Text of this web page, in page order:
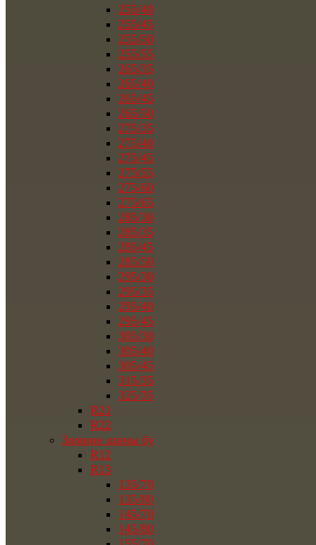
255/40
255/45
255/50
255/55
265/35
265/40
265/45
265/50
275/35
275/40
275/45
275/55
275/60
275/65
285/30
285/35
285/45
285/50
295/30
295/35
295/40
295/45
305/30
305/40
305/45
315/35
325/35
R21
R22
Зимние шины бу
R12
R13
135/70
135/80
145/70
145/80